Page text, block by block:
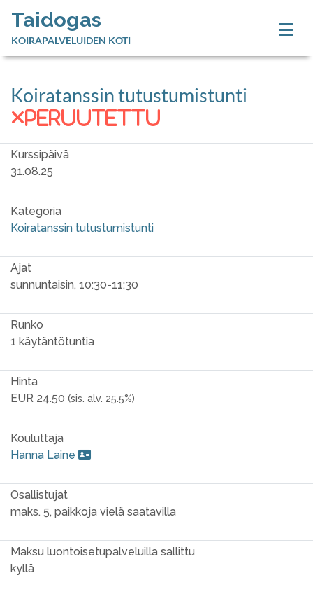
Taidogas
KOIRAPALVELUIDEN KOTI
Koiratanssin tutustumistunti
peruutettu
Kurssipäivä
31.08.25
Kategoria
Koiratanssin tutustumistunti
Ajat
sunnuntaisin, 10:30-11:30
Runko
1 käytäntötuntia
Hinta
EUR 24.50 (sis. alv. 25.5%)
Kouluttaja
Hanna Laine
Osallistujat
maks. 5, paikkoja vielä saatavilla
Maksu luontoisetupalveluilla sallittu
kyllä